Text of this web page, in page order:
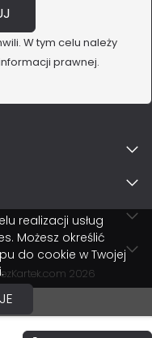
W tym celu należy
prawnej.
2026
realizacji usług
Możesz określić
do cookie w Twojej